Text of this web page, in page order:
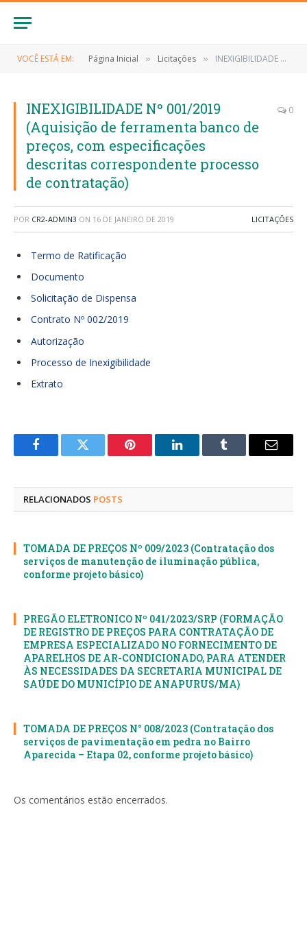
VOCÊ ESTÁ EM: Página Inicial » Licitações » INEXIGIBILIDADE Nº 001/2019 (Aquisição de ferramenta banco de preços, com especificações descritas correspondente processo de contratação)
INEXIGIBILIDADE Nº 001/2019
(Aquisição de ferramenta banco de
preços, com especificações
descritas correspondente processo
de contratação)
0
POR CR2-ADMIN3 ON 16 DE JANEIRO DE 2019 LICITAÇÕES
Termo de Ratificação
Documento
Solicitação de Dispensa
Contrato Nº 002/2019
Autorização
Processo de Inexigibilidade
Extrato
FacebookTwitter Pinterest LinkedInTumblr
E-
RELACIONADOS POSTS
TOMADA DE PREÇOS Nº 009/2023 (Contratação dos
serviços de manutenção de iluminação pública,
conforme projeto básico)
PREGÃO ELETRONICO Nº 041/2023/SRP (FORMAÇÃO
DE REGISTRO DE PREÇOS PARA CONTRATAÇÃO DE
EMPRESA ESPECIALIZADO NO FORNECIMENTO DE
APARELHOS DE AR-CONDICIONADO, PARA ATENDER
ÀS NECESSIDADES DA SECRETARIA MUNICIPAL DE
SAÚDE DO MUNICÍPIO DE ANAPURUS/MA)
TOMADA DE PREÇOS N° 008/2023 (Contratação dos
serviços de pavimentação em pedra no Bairro
Aparecida – Etapa 02, conforme projeto básico)
Os comentários estão encerrados.